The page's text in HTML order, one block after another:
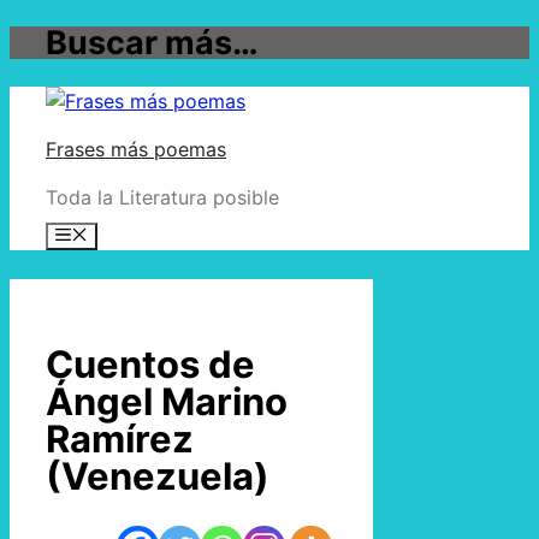
Saltar al contenido
Buscar más…
Frases más poemas
Toda la Literatura posible
Cuentos de
Ángel Marino
Ramírez
(Venezuela)